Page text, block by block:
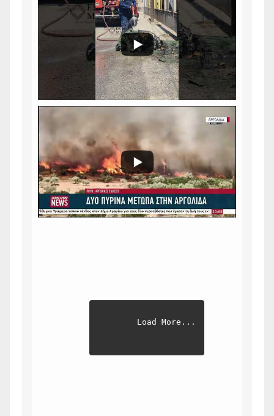
Load More...